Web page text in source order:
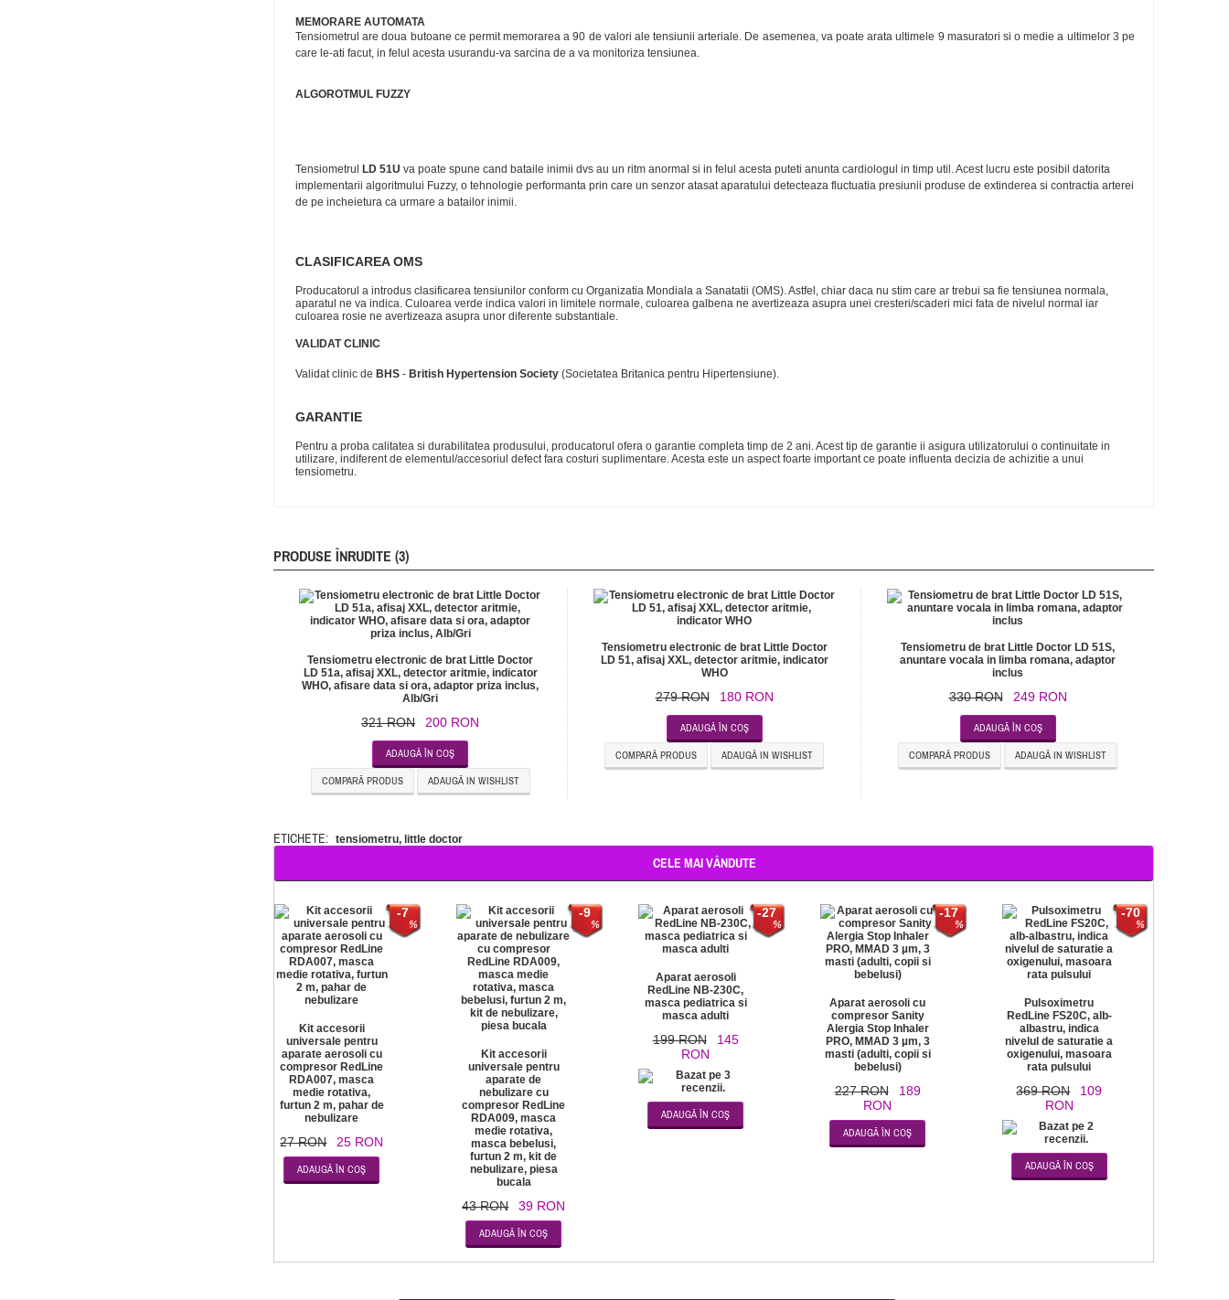
MEMORARE AUTOMATA
Tensiometrul are doua butoane ce permit memorarea a 90 de valori ale tensiunii arteriale. De asemenea, va poate arata ultimele 9 masuratori si o medie a ultimelor 3 pe
care le-ati facut, in felul acesta usurandu-va sarcina de a va monitoriza tensiunea.
ALGOROTMUL FUZZY
Tensiometrul LD 51U va poate spune cand bataile inimii dvs au un ritm anormal si in felul acesta puteti anunta cardiologul in timp util. Acest lucru este posibil datorita
implementarii algoritmului Fuzzy, o tehnologie performanta prin care un senzor atasat aparatului detecteaza fluctuatia presiunii produse de extinderea si contractia arterei
de pe incheietura ca urmare a batailor inimii.
CLASIFICAREA OMS
Producatorul a introdus clasificarea tensiunilor conform cu Organizatia Mondiala a Sanatatii (OMS). Astfel, chiar daca nu stim care ar trebui sa fie tensiunea normala,
aparatul ne va indica. Culoarea verde indica valori in limitele normale, culoarea galbena ne avertizeaza asupra unei cresteri/scaderi mici fata de nivelul normal iar
culoarea rosie ne avertizeaza asupra unor diferente substantiale.
VALIDAT CLINIC
Validat clinic de BHS - British Hypertension Society (Societatea Britanica pentru Hipertensiune).
GARANTIE
Pentru a proba calitatea si durabilitatea produsului, producatorul ofera o garantie completa timp de 2 ani. Acest tip de garantie ii asigura utilizatorului o continuitate in
utilizare, indiferent de elementul/accesoriul defect fara costuri suplimentare. Acesta este un aspect foarte important ce poate influenta decizia de achizitie a unui
tensiometru.
PRODUSE ÎNRUDITE (3)
Tensiometru electronic de brat Little Doctor
LD 51a, afisaj XXL, detector aritmie, indicator
WHO, afisare data si ora, adaptor priza inclus,
Alb/Gri
321 RON 200 RON
ADAUGĂ ÎN COŞ
COMPARĂ PRODUS ADAUGĂ IN WISHLIST
Tensiometru electronic de brat Little Doctor
LD 51, afisaj XXL, detector aritmie, indicator
WHO
279 RON 180 RON
ADAUGĂ ÎN COŞ
COMPARĂ PRODUS ADAUGĂ IN WISHLIST
Tensiometru de brat Little Doctor LD 51S,
anuntare vocala in limba romana, adaptor
inclus
330 RON 249 RON
ADAUGĂ ÎN COŞ
COMPARĂ PRODUS ADAUGĂ IN WISHLIST
ETICHETE: tensiometru, little doctor
CELE MAI VÂNDUTE
-7
Kit accesorii
universale pentru
aparate aerosoli cu
compresor RedLine
RDA007, masca
medie rotativa,
furtun 2 m, pahar de
nebulizare
27 RON 25 RON
-9
Kit accesorii
universale pentru
aparate de
nebulizare cu
compresor RedLine
RDA009, masca
medie rotativa,
masca bebelusi,
furtun 2 m, kit de
nebulizare, piesa
bucala
43 RON 39 RON
-27
Aparat aerosoli
RedLine NB-230C,
masca pediatrica si
masca adulti
199 RON
145
RON
-17
Aparat aerosoli cu
compresor Sanity
Alergia Stop Inhaler
PRO, MMAD 3 µm, 3
masti (adulti, copii si
bebelusi)
227 RON
189
RON
-70
Pulsoximetru
RedLine FS20C, alb-
albastru, indica
nivelul de saturatie a
oxigenului, masoara
rata pulsului
369 RON
109
RON